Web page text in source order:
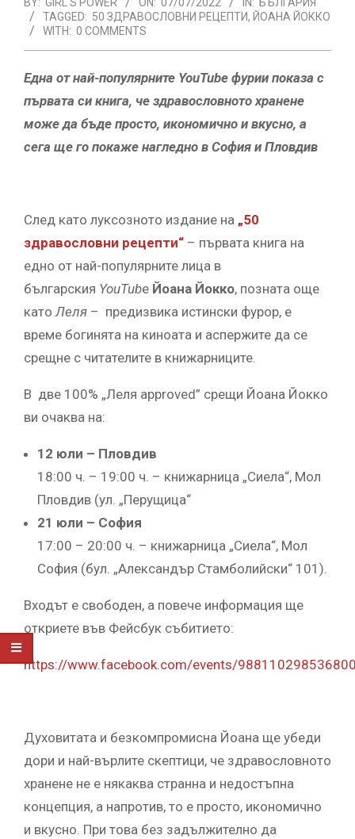
BY: GIRL'S POWER ON: 07/07/2022 IN: БЪЛГАРИЯ
TAGGED: 50 ЗДРАВОСЛОВНИ РЕЦЕПТИ, ЙОАНА ЙОККО
WITH: 0 COMMENTS
Една от най-популярните YouTube фурии показа с
първата си книга, че здравословното хранене
може да бъде просто, икономично и вкусно, а
сега ще го покаже нагледно в София и Пловдив
След като луксозното издание на „50
здравословни рецепти“ – първата книга на
едно от най-популярните лица в
българския YouTube Йоана Йокко, позната още
катоЛеля – предизвика истински фурор, е
време богинята на киноата и аспержите да се
срещне с читателите в книжарниците.
В две 100% „Леля approved” срещи Йоана Йокко
ви очаква на:
12 юли – Пловдив
18:00 ч. – 19:00 ч. – книжарница „Сиела“, Мол
Пловдив (ул. „Перущица“
21 юли – София
17:00 – 20:00 ч. – книжарница „Сиела“, Мол
София (бул. „Александър Стамболийски“ 101).
Входът е свободен, а повече информация ще
откриете във Фейсбук събитието:
https://www.facebook.com/events/
Духовитата и безкомпромисна Йоана ще убеди
дори и най-върлите скептици, че здравословното
хранене не е някаква странна и недостъпна
концепция, а напротив, то е просто, икономично
и вкусно. При това без задължително да